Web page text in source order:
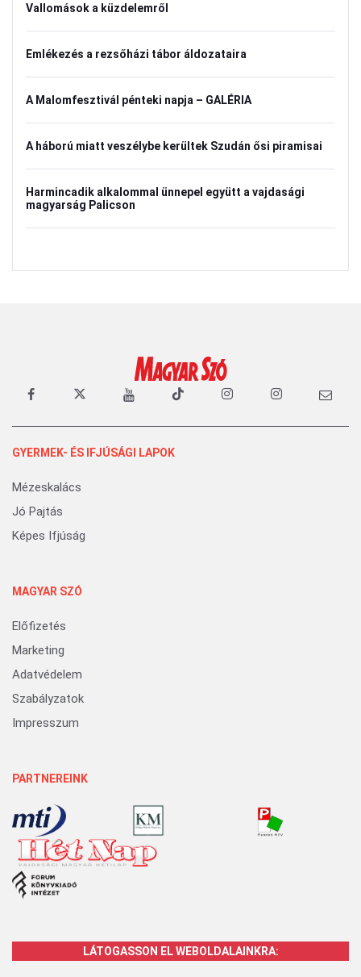
Vallomások a küzdelemről
Emlékezés a rezsőházi tábor áldozataira
A Malomfesztivál pénteki napja – GALÉRIA
A háború miatt veszélybe kerültek Szudán ősi piramisai
Harmincadik alkalommal ünnepel együtt a vajdasági
magyarság Palicson
GYERMEK- ÉS IFJÚSÁGI LAPOK
Mézeskalács
Jó Pajtás
Képes Ifjúság
MAGYAR SZÓ
Előfizetés
Marketing
Adatvédelem
Szabályzatok
Impresszum
PARTNEREINK
LÁTOGASSON EL WEBOLDALAINKRA: